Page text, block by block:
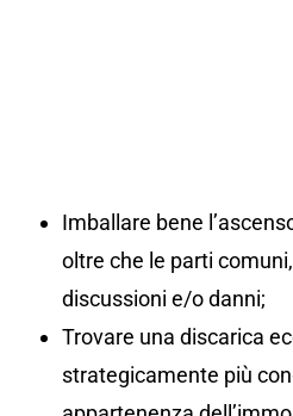
Imballare bene
oltre che le parti
discussioni e/o danni;
Trovare una discarica
strategicamente più